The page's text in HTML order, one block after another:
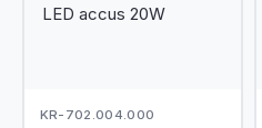
KR-702.004.000